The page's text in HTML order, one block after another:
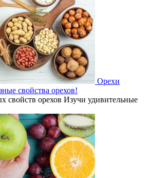
Орехи
свойства орехов!
свойств орехов Изучи удивительные